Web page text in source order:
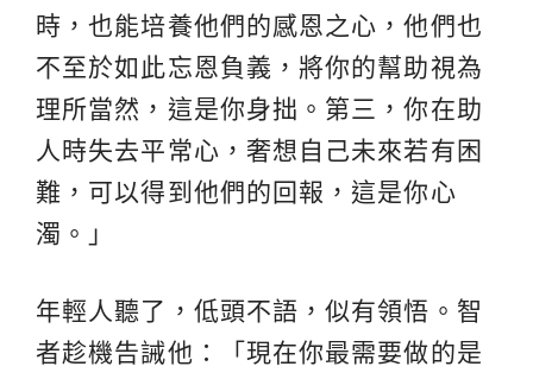
時，也能培養他們的感恩之心，他們也
不至於如此忘恩負義，將你的幫助視為
理所當然，這是你身拙。第三，你在助
人時失去平常心，奢想自己未來若有困
難，可以得到他們的回報，這是你心
濁。」
年輕人聽了，低頭不語，似有領悟。智
者趁機告誡他：「現在你最需要做的是